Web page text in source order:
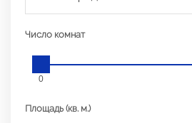
Число комнат
0
Площадь (кв. м.)